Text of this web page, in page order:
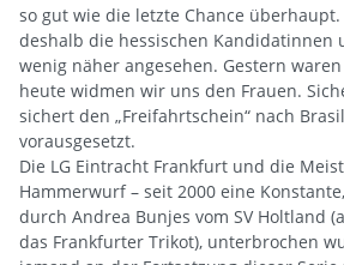
so gut wie die letzte Chance
deshalb die hessischen Kandidatinnen
wenig näher angesehen. Gestern
heute widmen wir uns den Frauen.
sichert den „Freifahrtschein“ nach
vorausgesetzt.
Die LG Eintracht Frankfurt und die
Hammerwurf – seit 2000 eine
durch Andrea Bunjes vom SV Holtland
das Frankfurter Trikot), unterbrochen